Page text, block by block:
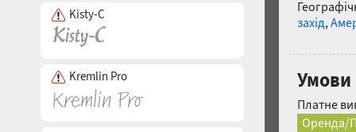
Kisty-C
Kremlin Pro
захід,
Умови
Платне
Оренда/